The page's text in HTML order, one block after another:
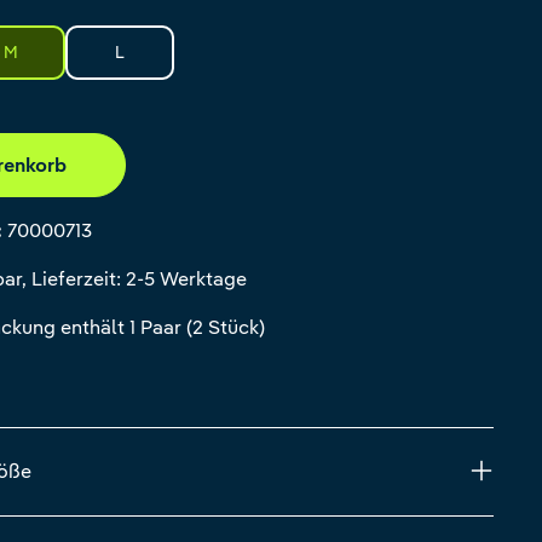
M L
70000713
Lieferzeit: 2-5 Werktage
enthält 1 Paar (2 Stück)